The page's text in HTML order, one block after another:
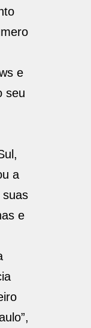
e
seu
a
suas
e